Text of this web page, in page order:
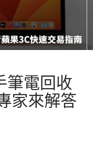
筆電回收
家來解答